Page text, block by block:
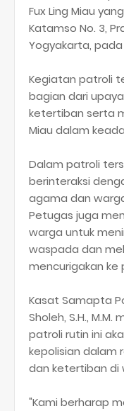
Fux Ling Miau
Katamso No. 3,
Yogyakarta, pada
Kegiatan patroli
bagian dari
ketertiban serta
Miau dalam
Dalam patroli
berinteraksi
agama dan
Petugas juga
warga untuk
waspada dan
mencurigakan ke
Kasat Samapta
Sholeh, S.H.,
patroli rutin ini
kepolisian dalam
dan ketertiban di
"Kami berharap